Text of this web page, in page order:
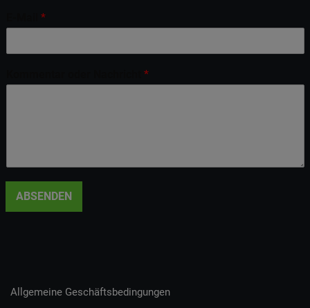
*
*
ABSENDEN
Allgemeine Geschäftsbedingungen